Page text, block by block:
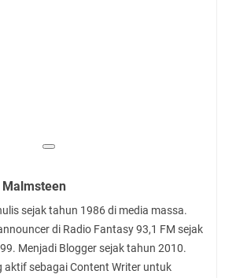
sejak tahun 1986 di media massa.
di Radio Fantasy 93,1 FM sejak
Menjadi Blogger sejak tahun 2010.
aktif sebagai Content Writer untuk